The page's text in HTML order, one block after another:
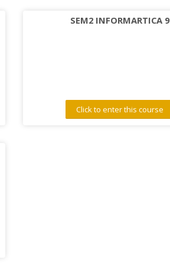
SEM2 INFORMARTICA 9
Click to enter this course